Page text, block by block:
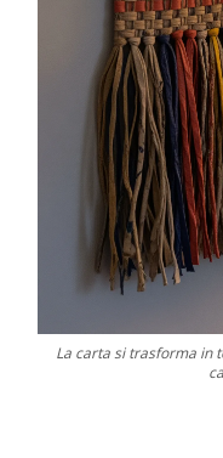
La carta si trasforma in